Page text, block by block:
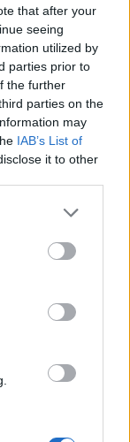
that after your
seeing
utilized by
parties prior to
the further
parties on the
may
IAB’s List of
it to other
la información
información de
no está a su
modo de taller"
en la app